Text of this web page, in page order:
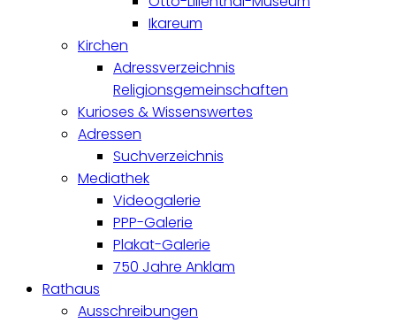
Ikareum
Kirchen
Adressverzeichnis
Religionsgemeinschaften
Kurioses & Wissenswertes
Adressen
Suchverzeichnis
Mediathek
Videogalerie
PPP-Galerie
Plakat-Galerie
750 Jahre Anklam
Rathaus
Ausschreibungen